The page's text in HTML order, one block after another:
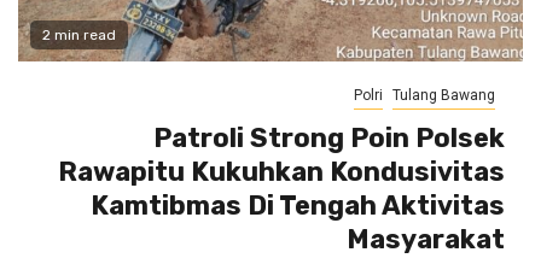
2 min read
Polri Tulang Bawang
Patroli Strong Poin Polsek
Rawapitu Kukuhkan Kondusivitas
Kamtibmas Di Tengah Aktivitas
Masyarakat